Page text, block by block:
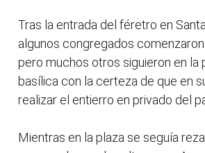
Tras la entrada del féretro en
algunos congregados
pero muchos otros siguieron en la
basílica con la certeza de que en
realizar el entierro en privado del
Mientras en la plaza se seguía